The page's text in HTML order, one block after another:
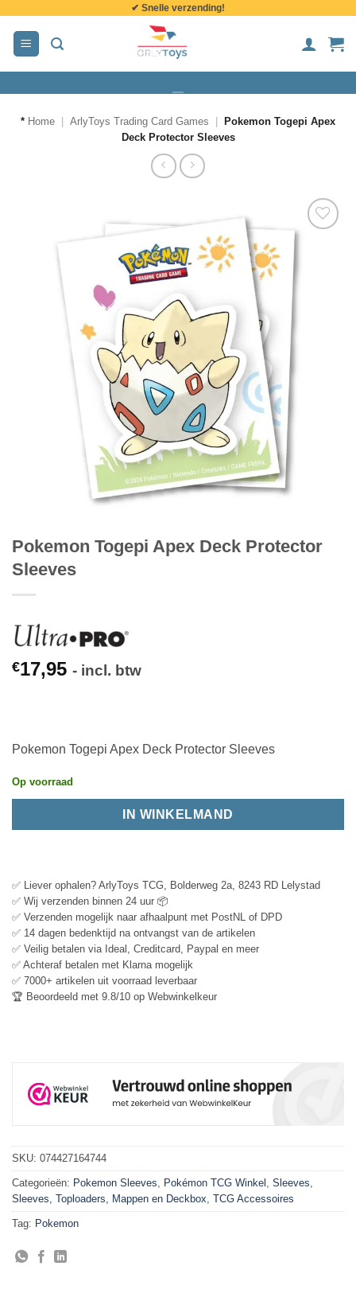
inhoud
✔ Snelle verzending!
* Home ArlyToys Trading Card Games
Pokemon Togepi Apex
Deck Protector Sleeves
Pokemon Togepi Apex Deck Protector
Sleeves
€17,95 - incl. btw
Pokemon Togepi Apex Deck Protector Sleeves
Op voorraad
IN WINKELMAND
✅ Liever ophalen? ArlyToys TCG, Bolderweg 2a, 8243 RD Lelystad
✅ Wij verzenden binnen 24 uur 📦
✅ Verzenden mogelijk naar afhaalpunt met PostNL of DPD
✅ 14 dagen bedenktijd na ontvangst van de artikelen
✅ Veilig betalen via Ideal, Creditcard, Paypal en meer
✅ Achteraf betalen met Klarna mogelijk
✅ 7000+ artikelen uit voorraad leverbaar
🏆 Beoordeeld met 9.8/10 op Webwinkelkeur
SKU: 074427164744
Categorieën: Pokemon Sleeves, Pokémon TCG Winkel , Sleeves,
Sleeves, Toploaders, Mappen en Deckbox, TCG Accessoires
Tag: Pokemon